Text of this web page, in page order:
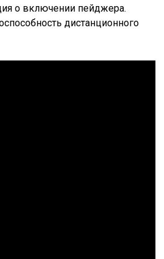
о включении пейджера.
дистанционного